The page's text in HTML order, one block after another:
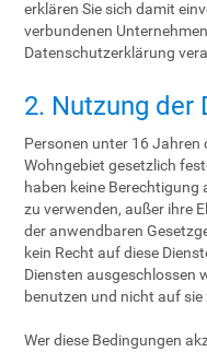
erklären Sie sich damit
verbundenen
Datenschutzerklärung
2. Nutzung der
Personen unter 16 Jahren
Wohngebiet gesetzlich
haben keine Berechtigung
zu verwenden, außer ihre
der anwendbaren
kein Recht auf diese
Diensten ausgeschlossen
benutzen und nicht auf sie
Wer diese Bedingungen